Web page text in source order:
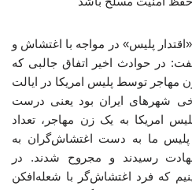
پلیس» در مواجه با اغتشاش و
در حوادث اخیر اتفاق جالبی که
مهاجر توسط پلیس امریکا در ایالت
شهرهای ایران بود یعنی درست
امریکا به یک زن مهاجر، تعداد
پلیس ما به دست اغتشاش‌گران به
رسیدند و مجروح شدند. در
که فرد اغتشاش‌گر با شعله‌افکن